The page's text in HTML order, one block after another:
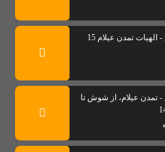
تاریخ بدون روتوش - الهیات تمدن عیلام 15
تمدن عیلام، از شوش تا